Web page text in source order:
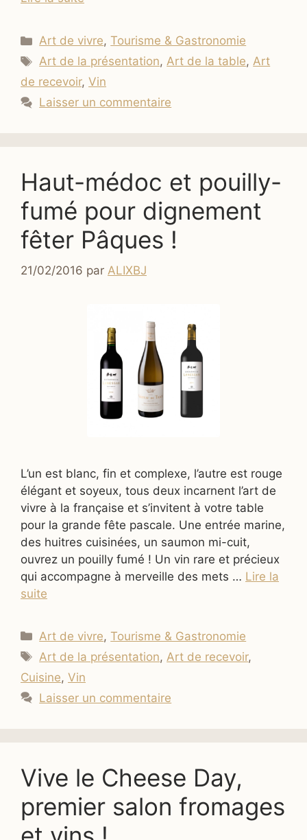
Catégories
Art de vivre,Tourisme & Gastronomie
Étiquettes
Art de la présentation,Art de la table,Art
de recevoir, Vin
Laisser un commentaire
Haut-médoc et pouilly-
fumé pour dignement
fêter Pâques !
21/02/2016 par ALIXBJ
L’un est blanc, fin et complexe, l’autre est rouge
élégant et soyeux, tous deux incarnent l’art de
vivre à la française et s’invitent à votre table
pour la grande fête pascale. Une entrée marine,
des huitres cuisinées, un saumon mi-cuit,
ouvrez un pouilly fumé ! Un vin rare et précieux
qui accompagne à merveille des mets … Lire la
suite
Catégories
Art de vivre,Tourisme & Gastronomie
Étiquettes
Art de la présentation, Art de recevoir,
Cuisine, Vin
Laisser un commentaire
Vive le Cheese Day,
premier salon fromages